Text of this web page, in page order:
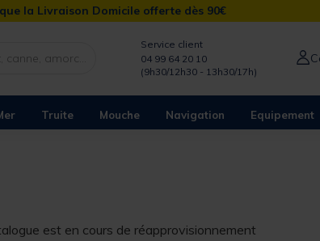
la Livraison Domicile offerte dès 90€
Service client
04 99 64 20 10
(9h30/12h30 - 13h30/17h)
Truite Mouche Navigation Equipement
est en cours de réapprovisionnement